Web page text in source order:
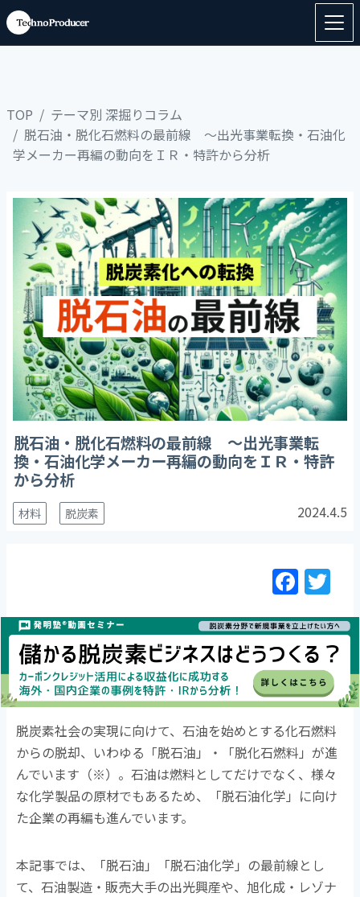
TOP
テーマ別 深掘りコラム
脱石油・脱化石燃料の最前線 ～出光事業転換・石油化
学メーカー再編の動向をＩＲ・特許から分析
脱石油・脱化石燃料の最前線 ～出光事業転
換・石油化学メーカー再編の動向をＩＲ・特許
から分析
材料 脱炭素 2024.4.5
F
a
c
e
b
o
o
k
itt
er
脱炭素社会の実現に向けて、石油を始めとする化石燃料
からの脱却、いわゆる「脱石油」・「脱化石燃料」が進
んでいます（※）。石油は燃料としてだけでなく、様々
な化学製品の原材でもあるため、「脱石油化学」に向け
た企業の再編も進んでいます。
本記事では、「脱石油」「脱石油化学」の最前線とし
て、石油製造・販売大手の出光興産や、旭化成・レゾナ